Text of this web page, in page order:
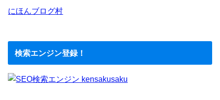
にほんブログ村
検索エンジン登録！